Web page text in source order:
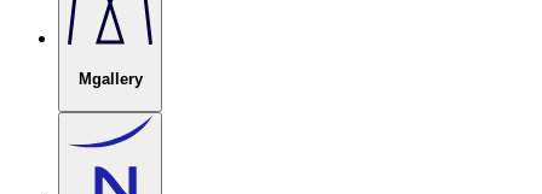
Mgallery